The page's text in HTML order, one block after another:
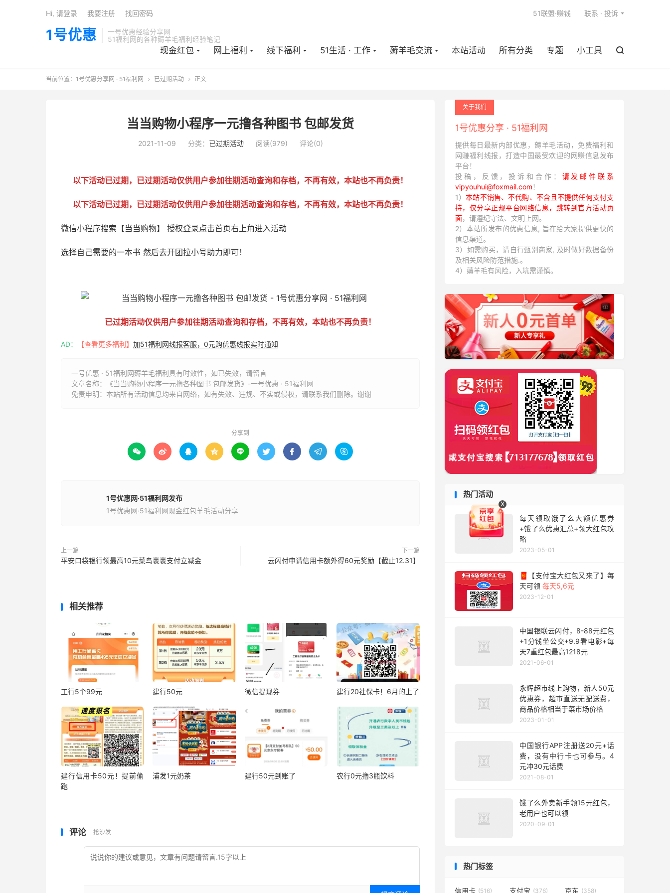
1号优惠
一号优惠经验分享网
51福利网的各种薅羊毛福利经验笔记
现金红包 网上福利 线下福利 51生活 · 工作 薅羊毛交流 本站活动 所有分类 专题 小工具 
51联盟·赚钱 联系 · 投诉
Hi, 请登录 我要注册 找回密码
当前位置： 1号优惠分享网 · 51福利网  已过期活动  正文
当当购物小程序一元撸各种图书 包邮发货
2021-11-09 分类： 已过期活动 阅读(979) 评论(0)
以下活动已过期，已过期活动仅供用户参加往期活动查询和存档，不再有效，本站也不再负责！
以下活动已过期，已过期活动仅供用户参加往期活动查询和存档，不再有效，本站也不再负责！
微信小程序搜索【当当购物】 授权登录点击首页右上角进入活动
选择自己需要的一本书 然后去开团拉小号助力即可！
已过期活动仅供用户参加往期活动查询和存档，不再有效，本站也不再负责！
AD： 【查看更多福利】 加51福利网线报客服，0元购优惠线报实时通知
一号优惠 · 51福利网薅羊毛福利具有时效性，如已失效，请留言
文章名称：
《当当购物小程序一元撸各种图书 包邮发货》-一号优惠 · 51福利网
免责申明：本站所有活动信息均来自网络，如有失效、违规、不实或侵权，请联系我们删除。谢谢
分享到
        
1号优惠网·51福利网发布
1号优惠网·51福利网现金红包羊毛活动分享
上一篇
平安口袋银行领最高10元菜鸟裹裹支付立减金
下一篇
云闪付申请信用卡额外得60元奖励【截止12.31】
相关推荐
工行5个99元 建行50元 微信提现券 建行20社保卡！6月的上了
建行信用卡50元！提前偷
跑
浦发1元奶茶 建行50元到账了 农行0元撸3瓶饮料
评论 抢沙发
关于我们
1号优惠分享 · 51福利网
提供每日最新内部优惠，薅羊毛活动，免费福利和
网赚福利线报，打造中国最受欢迎的网赚信息发布
平台！
投稿，反馈，投诉和合作： 请发邮件联系
vipyouhui@foxmail.com！
1）本站不销售、不代购、不含且不提供任何支付支
持，仅分享正规平台网络信息，跳转到官方活动页
面，请遵纪守法、文明上网。
2）本站所发布的优惠信息, 旨在给大家提供更快的
信息渠道。
3）如需购买，请自行甄别商家, 及时做好数据备份
及相关风险防范措施.。
4）薅羊毛有风险，入坑需谨慎。
热门活动
每天领取饿了么大额优惠券
+饿了么优惠汇总+领大红包攻
略
2023-05-01
🧧【支付宝大红包又来了】每
天可领 每天5,6元
2023-12-01
中国银联云闪付，8-88元红包
+1分钱坐公交+9.9看电影+每
天7重红包最高1218元
2021-06-01
永辉超市线上购物，新人50元
优惠券，超市直送无配送费，
商品价格相当于菜市场价格
2023-01-01
中国银行APP注册送20元+话
费，没有中行卡也可参与。4
元冲30元话费
2021-08-01
饿了么外卖新手领15元红包，
老用户也可以领
2020-09-01
热门标签
信用卡 (516) 支付宝 (376) 京东 (358)
X